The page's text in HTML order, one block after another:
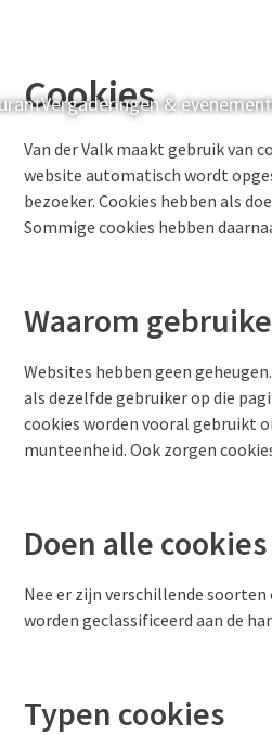
Vergaderingen &
Cookies
Van der Valk maakt gebruik van
website automatisch wordt
bezoeker. Cookies hebben als
Sommige cookies hebben
Waarom
Websites hebben geen
als dezelfde gebruiker op die
cookies worden vooral gebruikt
munteenheid. Ook zorgen
Doen alle
Nee er zijn verschillende
worden geclassificeerd aan de
Typen cookies